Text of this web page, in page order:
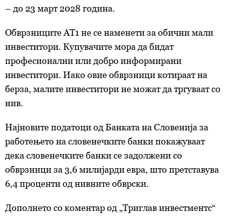
– до 23 март 2028 година.
ОбврзницитеАТ1 не се наменети за обични мали
инвеститори. Купувачите мора да бидат
професионални или добро информирани
инвеститори. Иако овие обврзници котираат на
берза, малите инвеститори не можат да тргуваат со
нив.
Најновите податоци од Банката на Словенија за
работењето на словенечките банки покажуваат
дека словенечките банки се задолжени со
обврзници за 3,6 милијарди евра, што претставува
6,4 проценти од нивните обврски.
Дополнето со коментар од „Триглав инвестментс“